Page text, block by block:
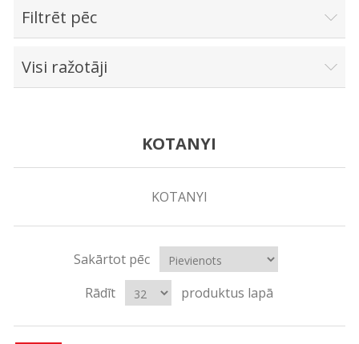
Filtrēt pēc
Visi ražotāji
KOTANYI
KOTANYI
Sakārtot pēc
Rādīt
produktus lapā